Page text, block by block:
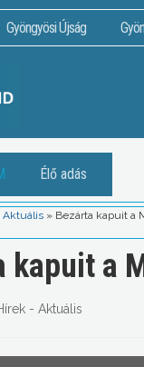
Gyöngyösi Újság
Élő adás
Aktuális » Bezárta kapuit a
kapuit a
- Aktuális